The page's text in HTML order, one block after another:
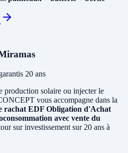
20 ans
production solaire ou injecter le
vous accompagne dans la
rachat EDF Obligation d'Achat
avec vente du
sur investissement sur 20 ans à